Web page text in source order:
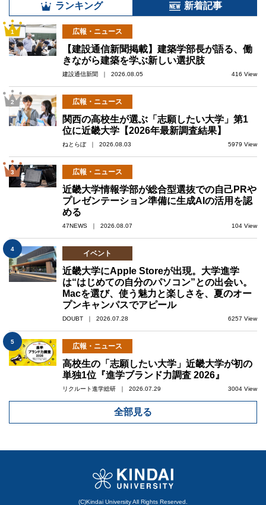
ランキング 新着記事
1 広報・ニュース
【建設通信新聞掲載】建築学部長が語る、働
きながら建築を学ぶ新しい選択肢
建設通信新聞 ｜ 2026.08.05 416 View
2 広報・ニュース
関西の高校生が選ぶ「志願したい大学」第1
位に近畿大学【2026年最新調査結果】
ねとらぼ ｜ 2026.08.03 5979 View
3 広報・ニュース
近畿大学情報学部が総合型選抜での自己PRや
プレゼンテーション準備に生成AIの活用を認
める
47NEWS ｜ 2026.08.07 104 View
4
イベント
近畿大学にApple Storeが出現。大学進学
は“はじめての自分のパソコン”との出会い。
Macを選び、使う魅力と楽しさを、夏のオー
プンキャンパスでアピール
DOUBT ｜ 2026.07.28 6257 View
5
広報・ニュース
高校生の「志願したい大学」近畿大学が初の
単独1位『進学ブランド力調査 2026』
リクルート進学総研 ｜ 2026.07.29 3004 View
全部見る
(C)Kindai University All Rights Reserved.